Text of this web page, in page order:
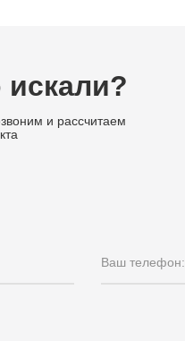
и рассчитаем
Ваш телефон: